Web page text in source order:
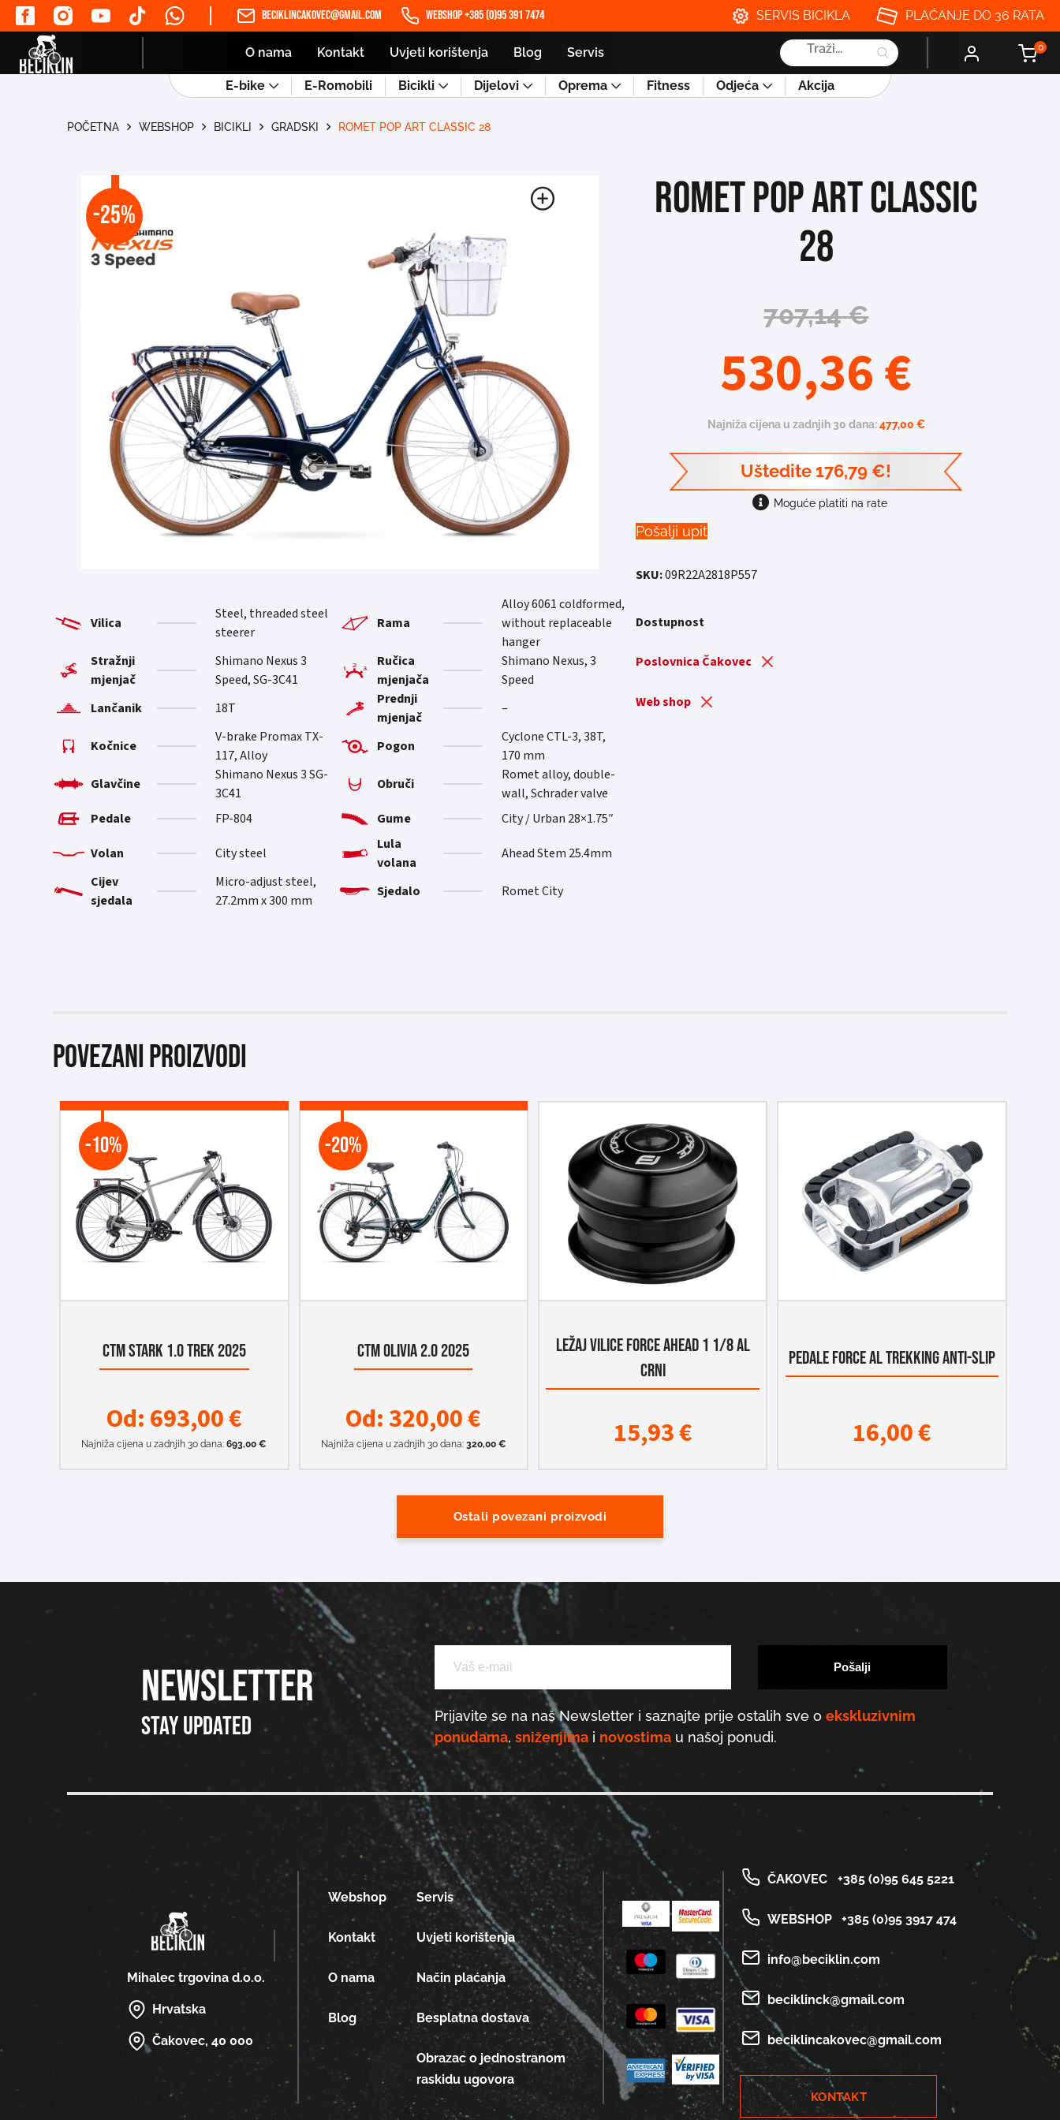
beciklincakovec@gmail.com WEBSHOP +385 (0)95 391 7474 SERVIS BICIKLA PLAĆANJE DO 36 RATA
O nama Kontakt Uvjeti korištenja Blog Servis
Products
search
0
E-bike E-Romobili Bicikli Dijelovi Oprema Fitness Odjeća Akcija
POČETNA WEBSHOP BICIKLI GRADSKI ROMET POP ART CLASSIC 28
-25%
Rama
Alloy 6061 coldformed,
without replaceable
hanger
Vilica
Steel, threaded steel
steerer
Ručica
mjenjača
Shimano Nexus, 3
Speed
Stražnji
mjenjač
Shimano Nexus 3
Speed, SG-3C41
Prednji
mjenjač
–
Lančanik 18T
Pogon
Cyclone CTL-3, 38T,
170 mm
Kočnice
V-brake Promax TX-
117, Alloy
Obruči
Romet alloy, double-
wall, Schrader valve
Glavčine
Shimano Nexus 3 SG-
3C41
Gume
City / Urban 28×1.75″
Pedale
FP-804
Lula
volana
Ahead Stem 25.4mm
Volan City steel
Sjedalo Romet City
Cijev
sjedala
Micro-adjust steel,
27.2mm x 300 mm
ROMET POP ART CLASSIC
28
707,14€
530,36€
Najniža cijena u zadnjih 30 dana:477,00 €
Uštedite 176,79 €!
Moguće platiti na rate
Pošalji upit
SKU:09R22A2818P557
Dostupnost
Poslovnica Čakovec
Web shop
Povezani proizvodi
-10%
CTM STARK 1.0 TREK 2025
Od:693,00€
Najniža cijena u zadnjih 30 dana:693,00€
-20%
CTM OLIVIA 2.0 2025
Od:320,00€
Najniža cijena u zadnjih 30 dana: 320,00 €
LEŽAJ VILICE FORCE AHEAD 1 1/8 AL
CRNI
15,93€
PEDALE FORCE AL TREKKING ANTI-SLIP
16,00€
Ostali povezani proizvodi
NEWSLETTER
Stay updated Prijavite se na naš Newsletter i saznajte prije ostalih sve o ekskluzivnim
ponudama, sniženjimai novostimau našoj ponudi.
Mihalec trgovina d.o.o.
Hrvatska
Čakovec, 40 000
Webshop
Kontakt
O nama
Blog
Servis
Uvjeti korištenja
Način plaćanja
Besplatna dostava
Obrazac o jednostranom
raskidu ugovora
ČAKOVEC +385 (0)95 645 5221
WEBSHOP +385 (0)95 3917 474
info@beciklin.com
beciklinck@gmail.com
beciklincakovec@gmail.com
KONTAKT